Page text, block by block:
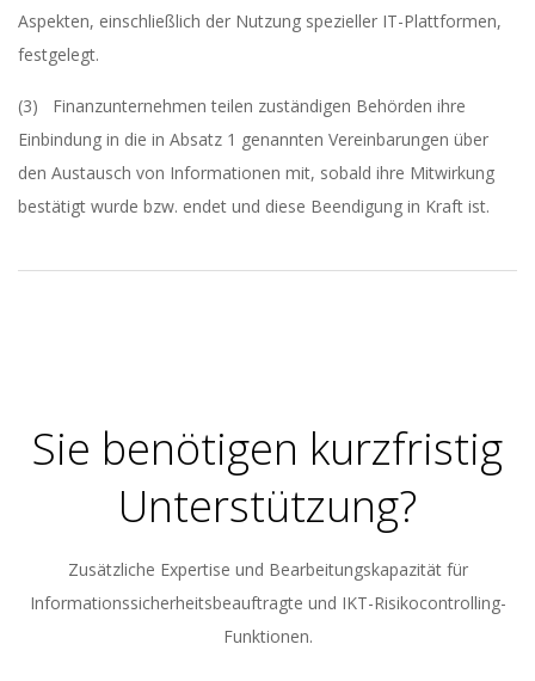
Aspekten, einschließlich der Nutzung spezieller IT-Plattformen,
festgelegt.
(3) Finanzunternehmen teilen zuständigen Behörden ihre
Einbindung in die in Absatz 1 genannten Vereinbarungen über
den Austausch von Informationen mit, sobald ihre Mitwirkung
bestätigt wurde bzw. endet und diese Beendigung in Kraft ist.
Sie benötigen kurzfristig
Unterstützung?
Zusätzliche Expertise und Bearbeitungskapazität für
Informationssicherheitsbeauftragte und IKT-Risikocontrolling-
Funktionen.